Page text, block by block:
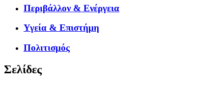
Περιβάλλον & Ενέργεια
Υγεία & Επιστήμη
Πολιτισμός
Σελίδες